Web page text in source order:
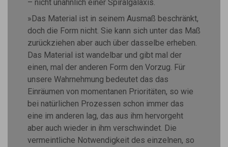
– nicht unähnlich einer Spiralgalaxis.
»Das Material ist in seinem Ausmaß beschränkt,
doch die Form nicht. Sie kann sich unter das Maß
zurückziehen aber auch über dasselbe erheben.
Das Material ist wandelbar und gibt mal der
einen, mal der anderen Form den Vorzug. Für
unsere Wahrnehmung bedeutet das das
Einräumen von momentanen Prioritäten, so wie
bei natürlichen Prozessen schon immer das
eine im anderen lag, das aus ihm hervorgeht
aber auch wieder in ihm verschwindet. Die
vermeintliche Notwendigkeit des einzelnen, so